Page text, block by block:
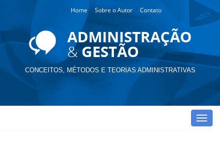
Home Sobre o Autor Contato
CONCEITOS, MÉTODOS E TEORIAS ADMINISTRATIVAS